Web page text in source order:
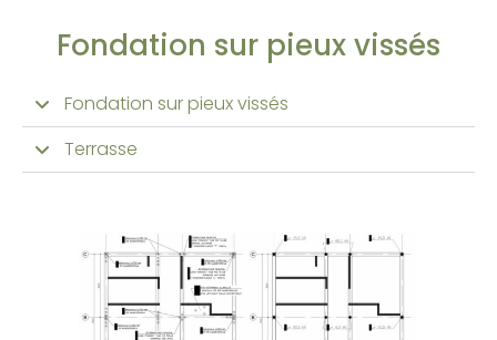
Fondation sur pieux vissés
Fondation sur pieux vissés
Terrasse